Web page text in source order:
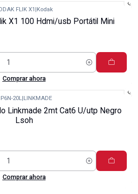
FLIK X1 |Kodak
X1 100 Hdmi/usb Portátil Mini
Comprar ahora
20L| LINKMADE
Linkmade 2mt Cat6 U/utp Negro
Lsoh
Comprar ahora